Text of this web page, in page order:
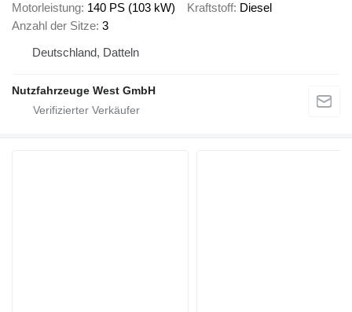
Motorleistung 140 PS (103 kW) Kraftstoff Diesel
Anzahl der Sitze 3
Deutschland, Datteln
Nutzfahrzeuge West GmbH